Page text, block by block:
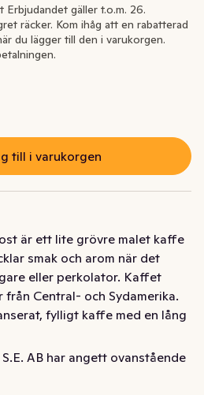
kr
Erbjudandet gäller t.o.m. 26.
räcker. Kom ihåg att en rabatterad
du lägger till den i varukorgen.
till i varukorgen
är ett lite grövre malet kaffe
smak och arom när det
eller perkolator. Kaffet
Central- och Sydamerika.
fylligt kaffe med en lång
är ett lite grövre malet kaffe
smak och arom när det
AB har angett ovanstående